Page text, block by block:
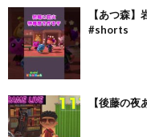
【あつ森
#shorts
【後藤の